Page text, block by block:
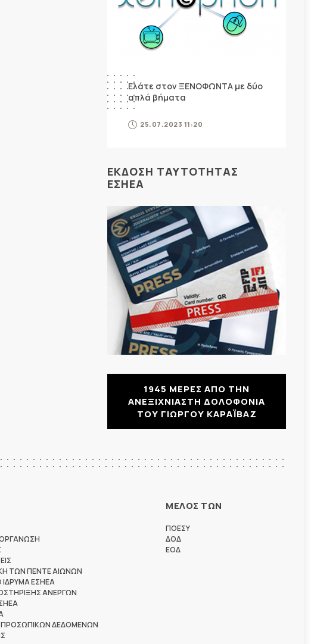
Ελάτε στον ΞΕΝΟΦΩΝΤΑ με δύο
απλά βήματα
25.07.2023 11:20
ΕΚΔΟΣΗ ΤΑΥΤΟΤΗΤΑΣ
ΕΣΗΕΑ
1945 ΜΕΡΕΣ ΑΠΟ ΤΗΝ
ΑΝΕΞΙΧΝΙΑΣΤΗ ΔΟΛΟΦΟΝΙΑ
ΤΟΥ ΓΙΩΡΓΟΥ ΚΑΡΑΪΒΑΖ
ΟΡΓΑΝΩΣΗ
ΤΩΝ ΠΕΝΤΕ ΑΙΩΝΩΝ
ΕΣΗΕΑ
ΑΝΕΡΓΩΝ
ΔΕΔΟΜΕΝΩΝ
ΜΕΛΟΣ ΤΩΝ
ΠΟΕΣΥ
ΔΟΔ
ΕΟΔ